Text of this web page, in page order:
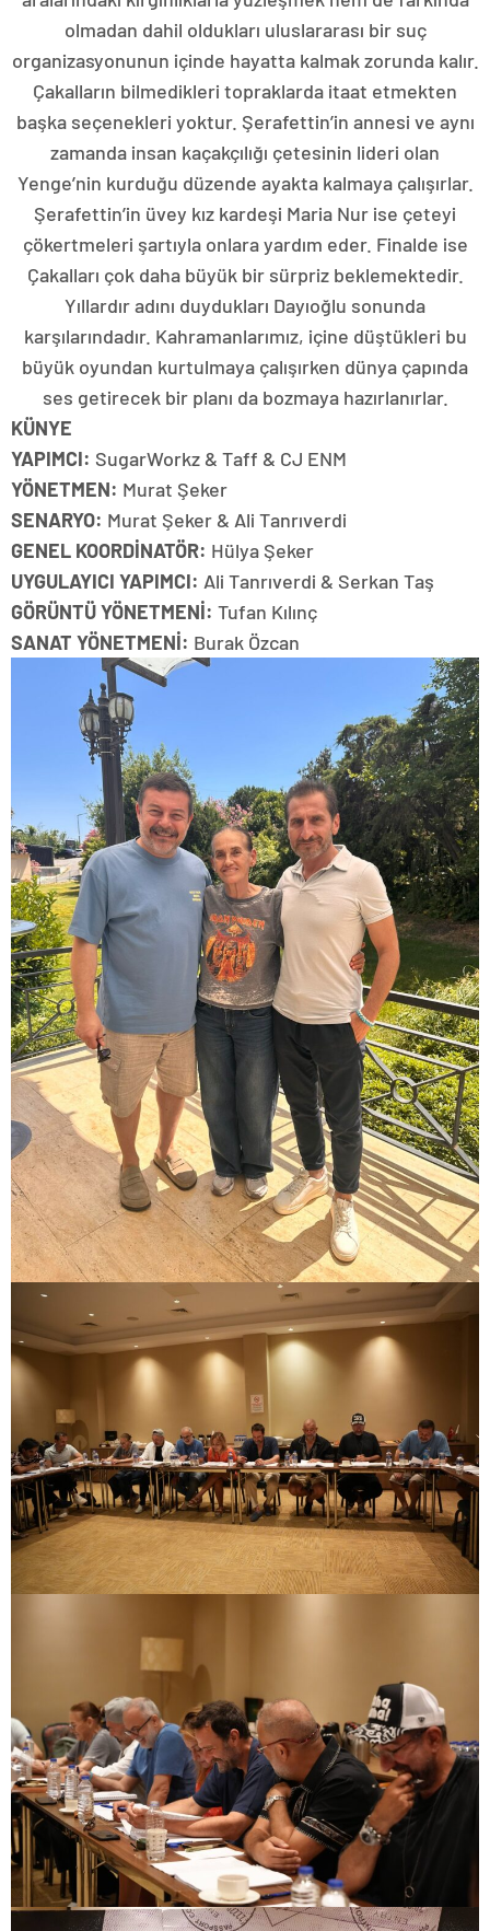
olmadan dahil oldukları uluslararası bir suç
organizasyonunun içinde hayatta kalmak zorunda kalır.
Çakalların bilmedikleri topraklarda itaat etmekten
başka seçenekleri yoktur. Şerafettin’in annesi ve aynı
zamanda insan kaçakçılığı çetesinin lideri olan
Yenge’nin kurduğu düzende ayakta kalmaya çalışırlar.
Şerafettin’in üvey kız kardeşi Maria Nur ise çeteyi
çökertmeleri şartıyla onlara yardım eder. Finalde ise
Çakalları çok daha büyük bir sürpriz beklemektedir.
Yıllardır adını duydukları Dayıoğlu sonunda
karşılarındadır. Kahramanlarımız, içine düştükleri bu
büyük oyundan kurtulmaya çalışırken dünya çapında
ses getirecek bir planı da bozmaya hazırlanırlar.
KÜNYE
YAPIMCI: SugarWorkz & Taff & CJ ENM
YÖNETMEN: Murat Şeker
SENARYO: Murat Şeker & Ali Tanrıverdi
GENEL KOORDİNATÖR: Hülya Şeker
UYGULAYICI YAPIMCI: Ali Tanrıverdi & Serkan Taş
GÖRÜNTÜ YÖNETMENİ: Tufan Kılınç
SANAT YÖNETMENİ: Burak Özcan